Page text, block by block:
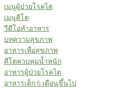
เมนูผู้ป่วยโรคไต
เมนูคีโต
วีดีโอทำอาหาร
บทความสุขภาพ
อาหารเพื่อสุขภาพ
คีโตควบคุมน้ำหนัก
อาหารผู้ป่วยโรคไต
อาหารเด็ก 6 เดือนขึ้นไป